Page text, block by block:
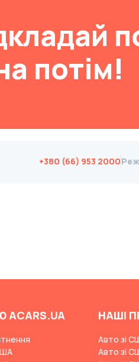
потім!
+380 (66) 953 2000
НАШІ
Авто зі
Авто зі